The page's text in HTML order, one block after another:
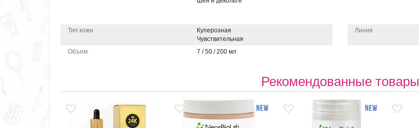
Тип кожи
Куперозная
Чувствительная
Объем
7 / 50 / 200 мл
Линия
Рекомендованные товары